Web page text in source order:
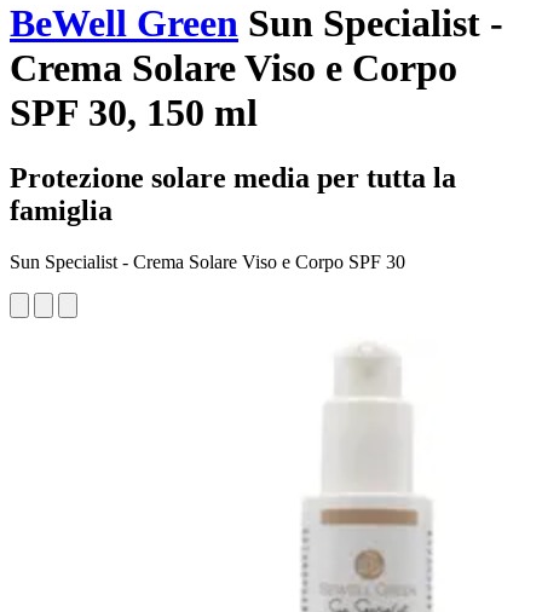
BeWell Green Sun Specialist -
Crema Solare Viso e Corpo
SPF 30, 150 ml
Protezione solare media per tutta la
famiglia
Sun Specialist - Crema Solare Viso e Corpo SPF 30